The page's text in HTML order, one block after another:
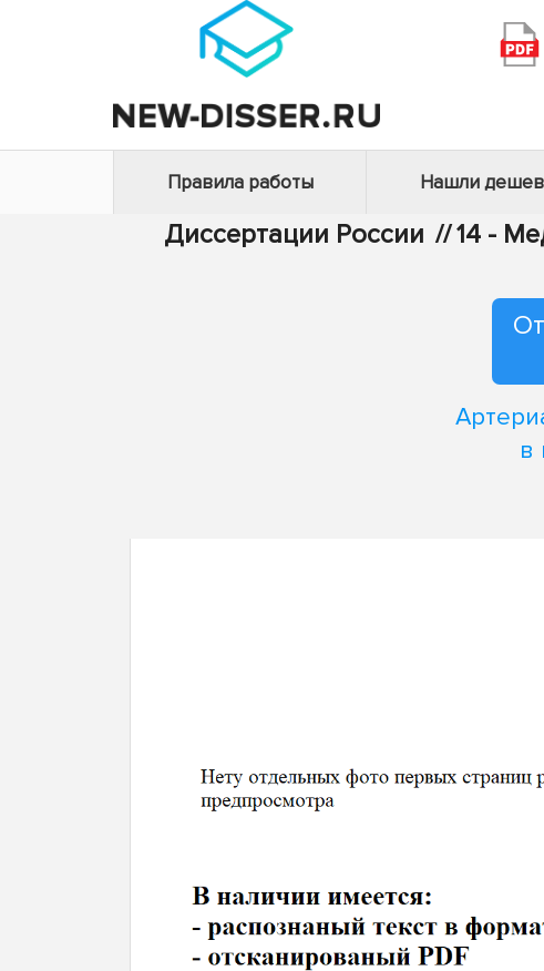
Правила работы Нашли
Диссертации России //14 -
в